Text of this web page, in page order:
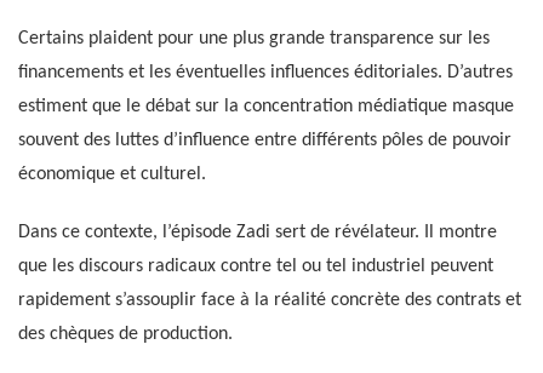
Certains plaident pour une plus grande transparence sur les
financements et les éventuelles influences éditoriales. D’autres
estiment que le débat sur la concentration médiatique masque
souvent des luttes d’influence entre différents pôles de pouvoir
économique et culturel.
Dans ce contexte, l’épisode Zadi sert de révélateur. Il montre
que les discours radicaux contre tel ou tel industriel peuvent
rapidement s’assouplir face à la réalité concrète des contrats et
des chèques de production.